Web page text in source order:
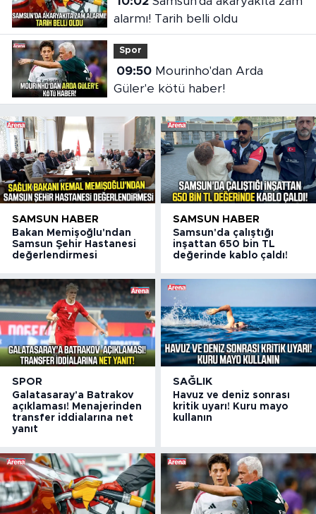
alarmı! Tarih belli oldu
Spor
09:50Mourinho'dan Arda
Güler'e kötü haber!
SAMSUN HABER
Bakan Memişoğlu'ndan
Samsun Şehir Hastanesi
değerlendirmesi
SAMSUN HABER
Samsun'da çalıştığı
inşattan 650 bin TL
değerinde kablo çaldı!
SPOR
Galatasaray'a Batrakov
açıklaması! Menajerinden
transfer iddialarına net
yanıt
SAĞLIK
Havuz ve deniz sonrası
kritik uyarı! Kuru mayo
kullanın